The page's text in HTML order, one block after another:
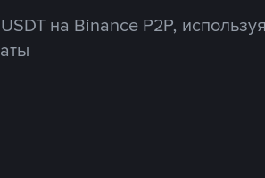
на Binance P2P, используя